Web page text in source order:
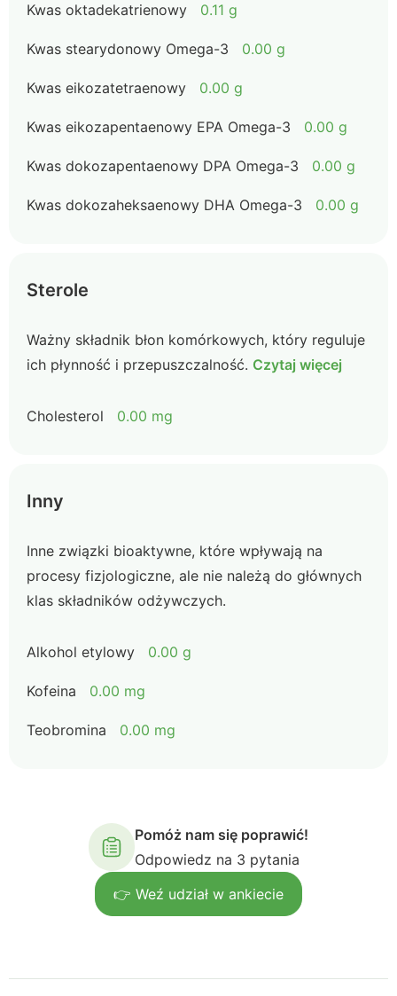
Kwas oktadekatrienowy 0.11 g
Kwas stearydonowy Omega-3 0.00 g
Kwas eikozatetraenowy 0.00 g
Kwas eikozapentaenowy EPA Omega-3 0.00 g
Kwas dokozapentaenowy DPA Omega-3 0.00 g
Kwas dokozaheksaenowy DHA Omega-3 0.00 g
Sterole
Ważny składnik błon komórkowych, który reguluje
ich płynność i przepuszczalność. Czytaj więcej
Cholesterol 0.00 mg
Inny
Inne związki bioaktywne, które wpływają na
procesy fizjologiczne, ale nie należą do głównych
klas składników odżywczych.
Alkohol etylowy 0.00 g
Kofeina 0.00 mg
Teobromina 0.00 mg
Pomóż nam się poprawić!
Odpowiedz na 3 pytania
👉 Weź udział w ankiecie